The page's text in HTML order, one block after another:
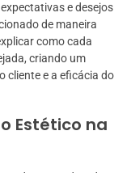
e desejos
de maneira
como cada
criando um
cliente e a eficácia do
Estético na